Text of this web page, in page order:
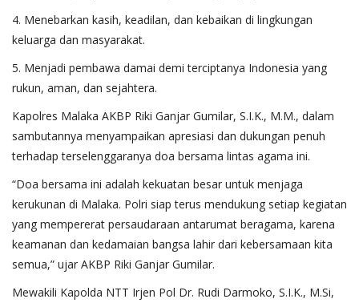
4. Menebarkan kasih, keadilan, dan kebaikan di lingkungan
keluarga dan masyarakat.
5. Menjadi pembawa damai demi terciptanya Indonesia yang
rukun, aman, dan sejahtera.
Kapolres Malaka AKBP Riki Ganjar Gumilar, S.I.K., M.M., dalam
sambutannya menyampaikan apresiasi dan dukungan penuh
terhadap terselenggaranya doa bersama lintas agama ini.
“Doa bersama ini adalah kekuatan besar untuk menjaga
kerukunan di Malaka. Polri siap terus mendukung setiap kegiatan
yang mempererat persaudaraan antarumat beragama, karena
keamanan dan kedamaian bangsa lahir dari kebersamaan kita
semua,” ujar AKBP Riki Ganjar Gumilar.
Mewakili Kapolda NTT Irjen Pol Dr. Rudi Darmoko, S.I.K., M.Si,